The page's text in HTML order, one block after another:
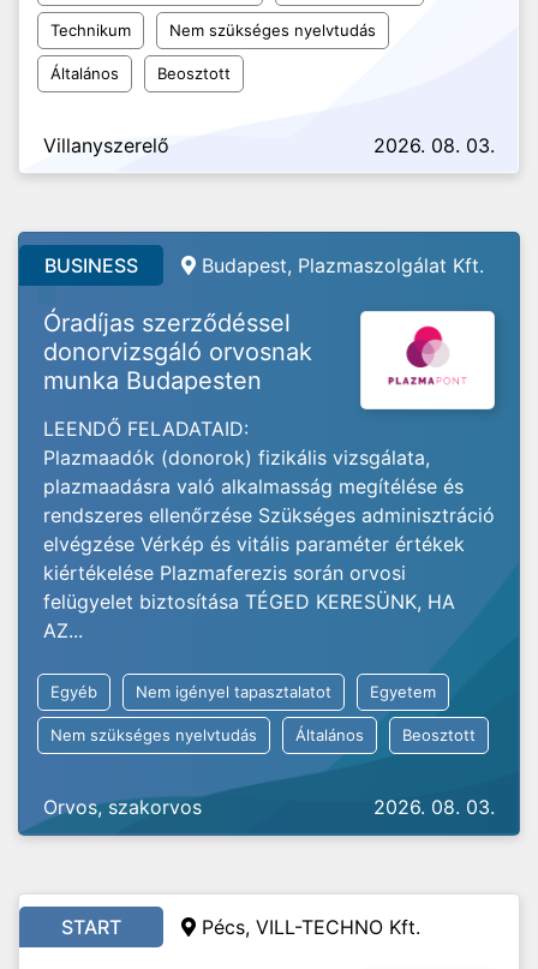
Technikum Nem szükséges nyelvtudás
Általános Beosztott
Villanyszerelő 2026. 08. 03.
BUSINESS Budapest, Plazmaszolgálat Kft.
Óradíjas szerződéssel
donorvizsgáló orvosnak
munka Budapesten
LEENDŐ FELADATAID:
Plazmaadók (donorok) fizikális vizsgálata,
plazmaadásra való alkalmasság megítélése és
rendszeres ellenőrzése Szükséges adminisztráció
elvégzése Vérkép és vitális paraméter értékek
kiértékelése Plazmaferezis során orvosi
felügyelet biztosítása TÉGED KERESÜNK, HA
AZ...
Egyéb Nem igényel tapasztalatot Egyetem
Nem szükséges nyelvtudás Általános Beosztott
Orvos, szakorvos 2026. 08. 03.
START Pécs, VILL-TECHNO Kft.